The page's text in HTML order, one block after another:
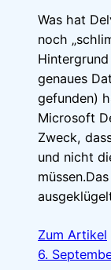
Was hat
noch
genaues
gefunden)
Microsoft
Zweck,
und nicht
Zum Artikel
6.